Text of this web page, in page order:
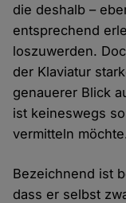
die deshalb –
entsprechend
loszuwerden.
der Klaviatur
genauerer Blick
ist keineswegs
vermitteln
Bezeichnend ist
dass er selbst